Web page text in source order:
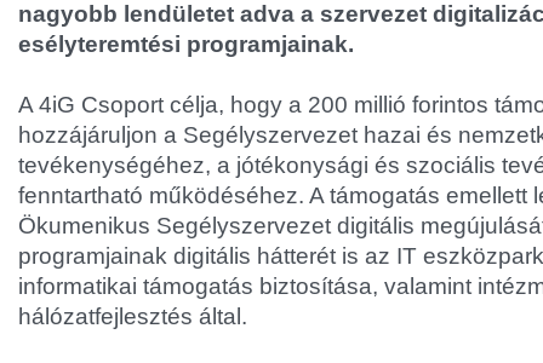
nagyobb lendületet adva a szervezet
esélyteremtési programjainak.
A 4iG Csoport célja, hogy a 200 millió forintos
hozzájáruljon a Segélyszervezet hazai és
tevékenységéhez, a jótékonysági és szociális
fenntartható működéséhez. A támogatás emellett
Ökumenikus Segélyszervezet digitális
programjainak digitális hátterét is az IT
informatikai támogatás biztosítása, valamint
hálózatfejlesztés által.